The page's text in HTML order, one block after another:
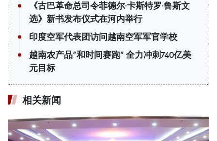
《古巴革命总司令菲德尔·卡斯特罗·鲁斯文
选》新书发布仪式在河内举行
印度空军代表团访问越南空军军官学校
越南农产品“和时间赛跑” 全力冲刺740亿美
元目标
相关新闻